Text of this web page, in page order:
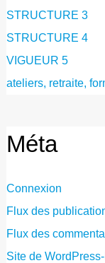
STRUCTURE 3
STRUCTURE 4
VIGUEUR 5
ateliers, retraite,
Méta
Connexion
Flux des
Flux des
Site de